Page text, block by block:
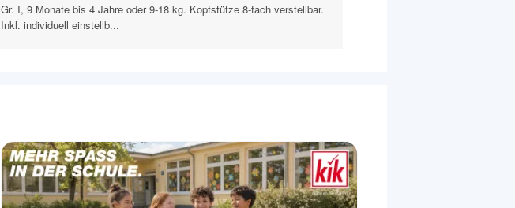
Gr. I, 9 Monate bis 4 Jahre oder 9-18 kg. Kopfstütze 8-fach verstellbar.
Inkl. individuell einstellb...